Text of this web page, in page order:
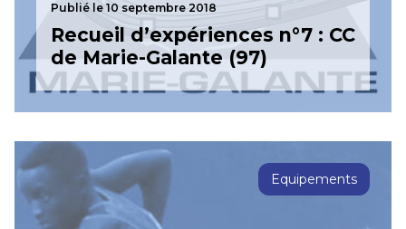
Publié le 10 septembre 2018
Recueil d’expériences n°7 : CC
de Marie-Galante (97)
Equipements